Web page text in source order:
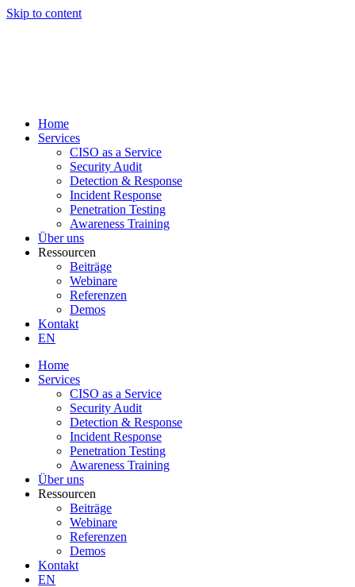
Skip to content
Home
Services
CISO as a Service
Security Audit
Detection & Response
Incident Response
Penetration Testing
Awareness Training
Über uns
Ressourcen
Beiträge
Webinare
Referenzen
Demos
Kontakt
EN
Home
Services
CISO as a Service
Security Audit
Detection & Response
Incident Response
Penetration Testing
Awareness Training
Über uns
Ressourcen
Beiträge
Webinare
Referenzen
Demos
Kontakt
EN